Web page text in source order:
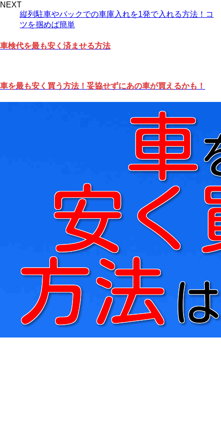
NEXT
縦列駐車やバックでの車庫入れを1発で入れる方法！コ
ツを掴めば簡単
車検代を最も安く済ませる方法
車を最も安く買う方法！妥協せずにあの車が買えるかも！